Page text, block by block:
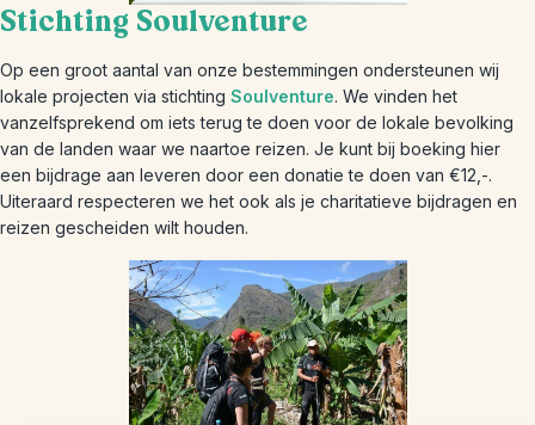
Stichting Soulventure
Op een groot aantal van onze bestemmingen ondersteunen wij
lokale projecten via stichting Soulventure. We vinden het
vanzelfsprekend om iets terug te doen voor de lokale bevolking
van de landen waar we naartoe reizen. Je kunt bij boeking hier
een bijdrage aan leveren door een donatie te doen van €12,-.
Uiteraard respecteren we het ook als je charitatieve bijdragen en
reizen gescheiden wilt houden.